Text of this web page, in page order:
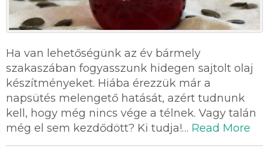
Ha van lehetőségünk az év bármely
szakaszában fogyasszunk hidegen sajtolt olaj
készítményeket. Hiába érezzük már a
napsütés melengető hatását, azért tudnunk
kell, hogy még nincs vége a télnek. Vagy talán
még el sem kezdődött? Ki tudja!… Read More